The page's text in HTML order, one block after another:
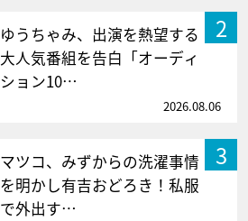
2
ゆうちゃみ、出演を熱望する
大人気番組を告白「オーディ
ション10…
2026.08.06
3
マツコ、みずからの洗濯事情
を明かし有吉おどろき！私服
で外出す…